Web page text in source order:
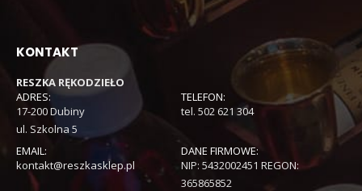
KONTAKT
RESZKA RĘKODZIEŁO
ADRES:
17-200 Dubiny
ul. Szkolna 5
TELEFON:
tel. 502 621 304
EMAIL:
kontakt@reszkasklep.pl
DANE FIRMOWE:
NIP: 5432002451 REGON:
365865852